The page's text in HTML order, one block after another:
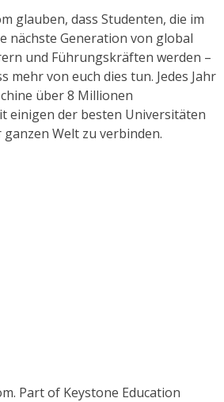
glauben, dass Studenten, die im
nächste Generation von global
und Führungskräften werden –
mehr von euch dies tun. Jedes Jahr
über 8 Millionen
einigen der besten Universitäten
Welt zu verbinden.
Part of Keystone Education